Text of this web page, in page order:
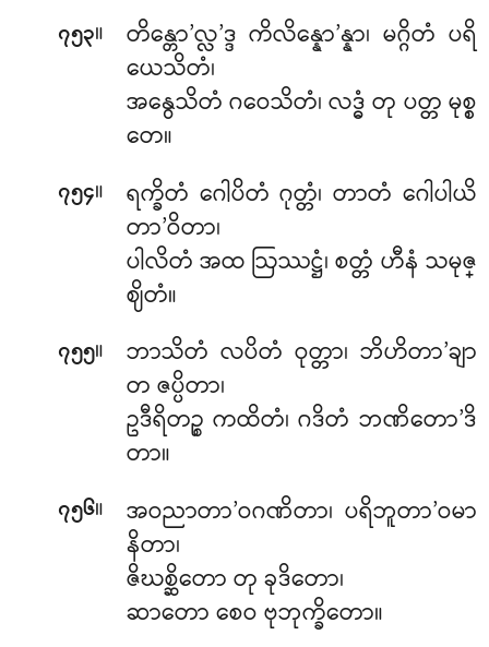
၇၅၃။ တိန္တော’လ္လ’ဒ္ဒကိလိန္နော’န္နာ၊ မဂ္ဂိတံ ပရိ
ယေသိတံ၊
အနွေသိတံ ဂဝေသိတံ၊ လဒ္ဓံ တု ပတ္တ မုစ္စ
တေ။
၇၅၄။
ရက္ခိတံ ဂေါပိတံ ဂုတ္တံ၊ တာတံ ဂေါပါယိ
တာ’ဝိတာ၊
ပါလိတံ အထ ဩဿဋ္ဌံ၊ စတ္တံ ဟီနံ သမုဇ္
ဈိတံ။
၇၅၅။
ဘာသိတံ လပိတံ ဝုတ္တာ၊ ဘိဟိတာ’ချာ
တ ဇပ္ပိတာ၊
ဥဒီရိတဉ္စ ကထိတံ၊ ဂဒိတံ ဘဏိတော’ဒိ
တာ။
၇၅၆။
အဝညာတာ’ဝဂဏိတာ၊ ပရိဘူတာ’ဝမာ
နိတာ၊
ဇိဃစ္ဆိတော တု ခုဒိတော၊
ဆာတော စေဝ ဗုဘုက္ခိတော။